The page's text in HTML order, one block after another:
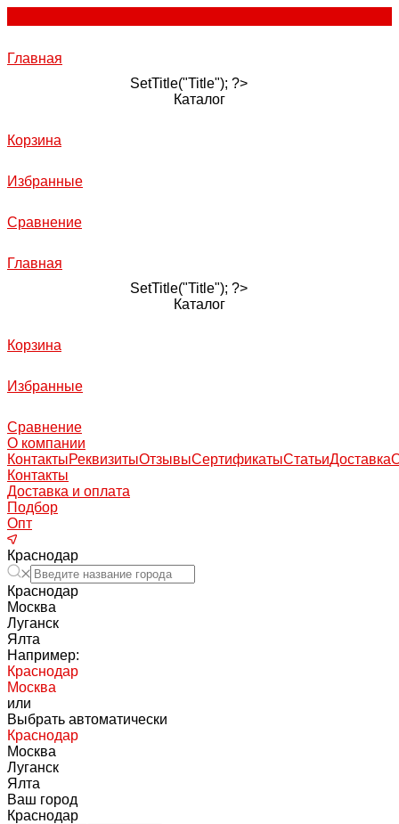
Главная
SetTitle("Title"); ?>
Каталог
Корзина
Избранные
Сравнение
Главная
SetTitle("Title"); ?>
Каталог
Корзина
Избранные
Сравнение
О компании
КонтактыРеквизитыОтзывыСертификатыСтатьиДоставка
Контакты
Доставка и оплата
Подбор
Опт
Краснодар
Краснодар
Москва
Луганск
Ялта
Например:
Краснодар
Москва
или
Выбрать автоматически
Краснодар
Москва
Луганск
Ялта
Ваш город
Краснодар